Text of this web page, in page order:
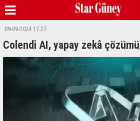
09-09-2024 17:27
Colendi AI, yapay zekâ